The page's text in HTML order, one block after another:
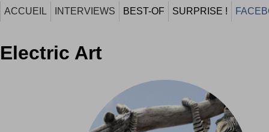
ACCUEIL INTERVIEWS BEST-OF SURPRISE !
Electric Art